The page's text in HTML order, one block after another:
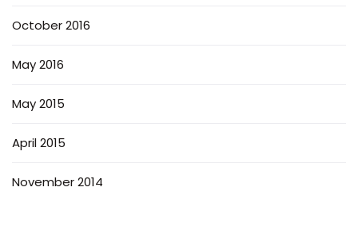
October 2016
May 2016
May 2015
April 2015
November 2014